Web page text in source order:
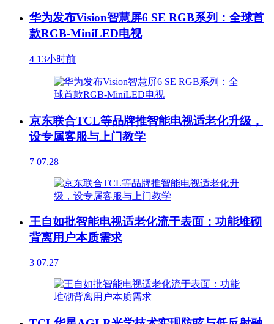
华为发布Vision智慧屏6 SE RGB系列：全球首
款RGB-MiniLED电视
4 13小时前
京东联合TCL等品牌推智能电视适老化升级，
设专属客服与上门教学
7 07.28
王自如批智能电视适老化流于表面：功能堆砌
背离用户本质需求
3 07.27